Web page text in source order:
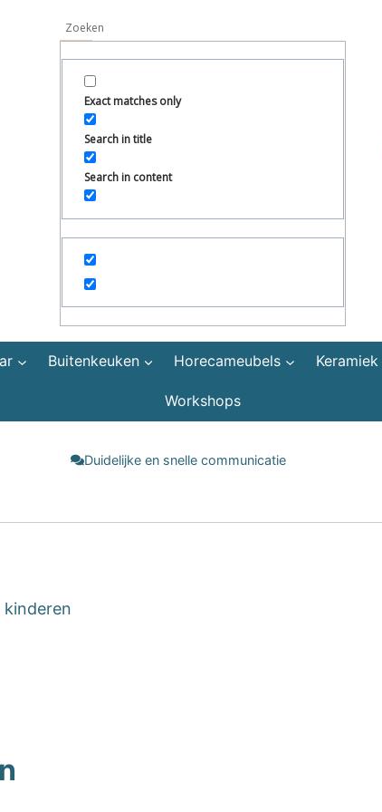
Exact matches only
Search in title
Search in content
Buitenkeuken Horecameubels Keramiek
Workshops
Duidelijke en snelle communicatie